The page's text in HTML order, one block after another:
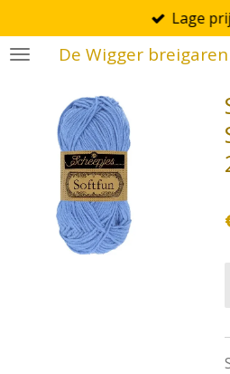
direct
naar
hoofdinhoud
De Wigger
Lage